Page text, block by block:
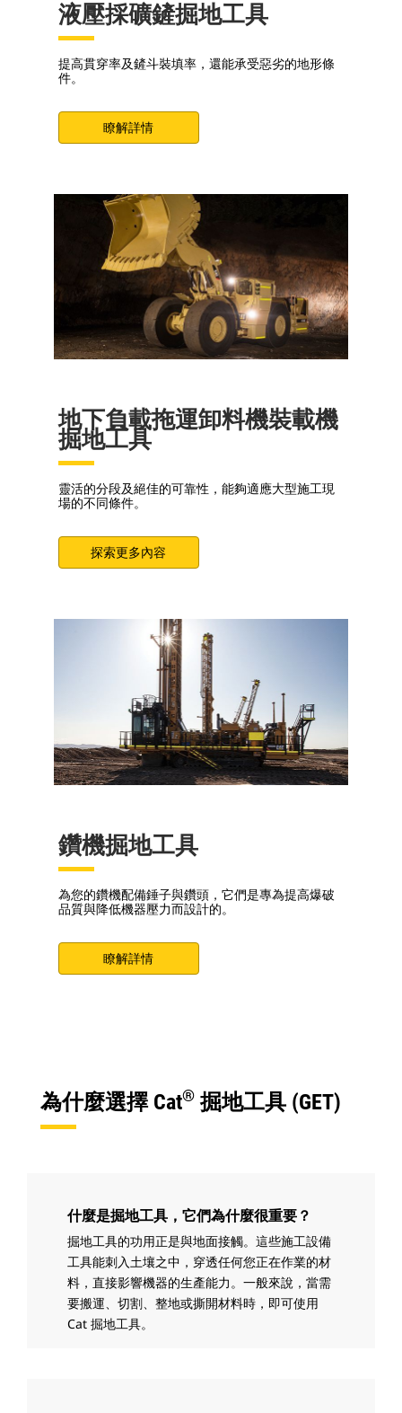
液壓採礦鏟掘地工具
提高貫穿率及鏟斗裝填率，還能承受惡劣的地形條
件。
瞭解詳情
地下負載拖運卸料機裝載機
掘地工具
靈活的分段及絕佳的可靠性，能夠適應大型施工現
場的不同條件。
探索更多內容
鑽機掘地工具
為您的鑽機配備錘子與鑽頭，它們是專為提高爆破
品質與降低機器壓力而設計的。
瞭解詳情
為什麼選擇 Cat® 掘地工具 (GET)
什麼是掘地工具，它們為什麼很重要？
掘地工具的功用正是與地面接觸。這些施工設備
工具能刺入土壤之中，穿透任何您正在作業的材
料，直接影響機器的生產能力。一般來說，當需
要搬運、切割、整地或撕開材料時，即可使用
Cat 掘地工具。